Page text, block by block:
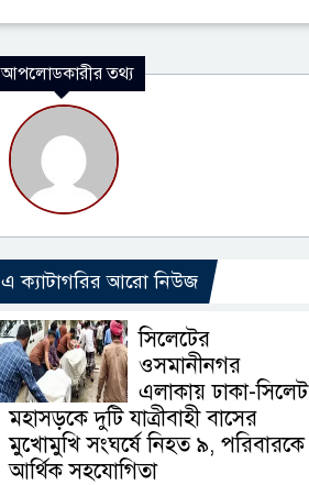
আপলোডকারীর তথ্য
এ ক্যাটাগরির আরো নিউজ
সিলেটের
ওসমানীনগর
এলাকায় ঢাকা-সিলেট
মহাসড়কে দুটি যাত্রীবাহী বাসের
মুখোমুখি সংঘর্ষে নিহত ৯, পরিবারকে
আর্থিক সহযোগিতা